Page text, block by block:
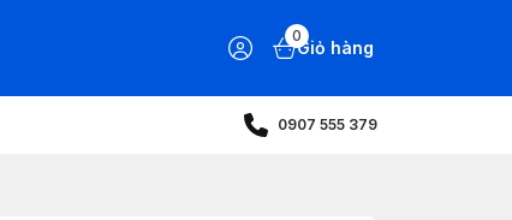
0
Giỏ hàng
0907 555 379